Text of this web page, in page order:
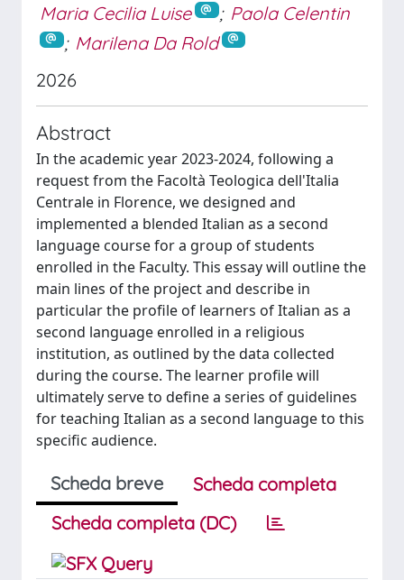
Maria Cecilia Luise ; Paola Celentin
; Marilena Da Rold
2026
Abstract
In the academic year 2023-2024, following a
request from the Facoltà Teologica dell'Italia
Centrale in Florence, we designed and
implemented a blended Italian as a second
language course for a group of students
enrolled in the Faculty. This essay will outline the
main lines of the project and describe in
particular the profile of learners of Italian as a
second language enrolled in a religious
institution, as outlined by the data collected
during the course. The learner profile will
ultimately serve to define a series of guidelines
for teaching Italian as a second language to this
specific audience.
Scheda breve
Scheda completa
Scheda completa (DC)